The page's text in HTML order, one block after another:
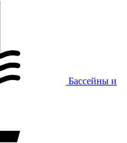
Бассейны и